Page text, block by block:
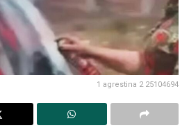
1 agrestina 2 25104694